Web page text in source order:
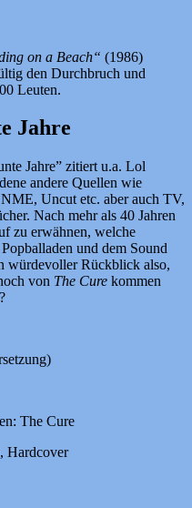
on a Beach“ (1986)
den Durchbruch und
Leuten.
Jahre
Jahre” zitiert u.a. Lol
andere Quellen wie
Uncut etc. aber auch TV,
Nach mehr als 40 Jahren
zu erwähnen, welche
und dem Sound
würdevoller Rückblick also,
von The Cure kommen
The Cure
Hardcover